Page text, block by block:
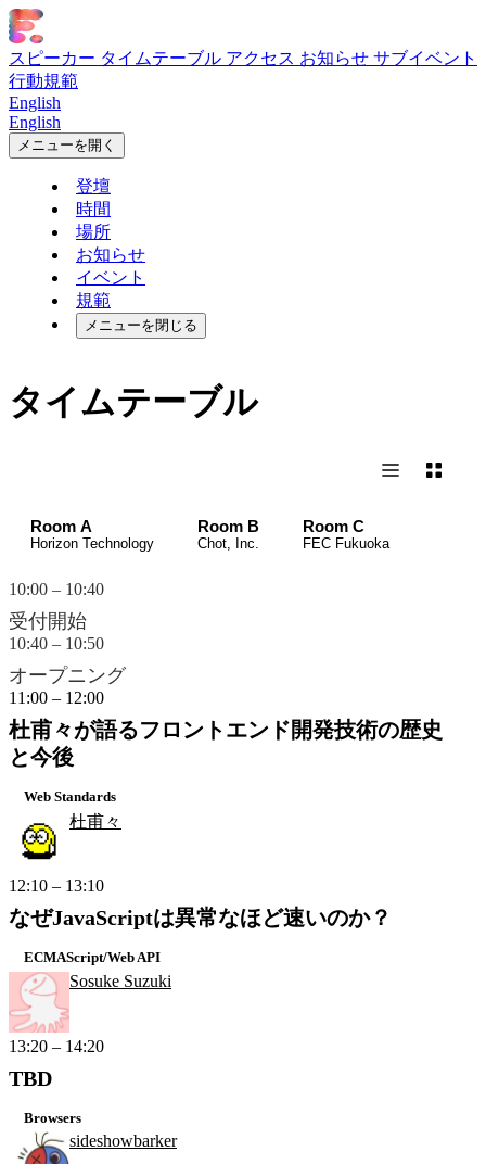
スピーカー タイムテーブル アクセス お知らせ サブイベント
行動規範
English
English
メニューを開く
登壇
時間
場所
お知らせ
イベント
規範
メニューを閉じる
タイムテーブル
Room A
Horizon Technology
Room B
Chot, Inc.
Room C
FEC Fukuoka
10:00 – 10:40
受付開始
10:40 – 10:50
オープニング
11:00 – 12:00
杜甫々が語るフロントエンド開発技術の歴史
と今後
Web Standards
杜甫々
12:10 – 13:10
なぜJavaScriptは異常なほど速いのか？
ECMAScript/Web API
Sosuke Suzuki
13:20 – 14:20
TBD
Browsers
sideshowbarker